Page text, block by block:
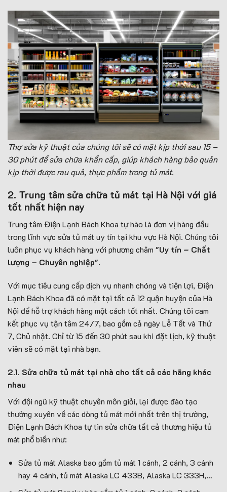
Thợ sửa kỹ thuật của chúng tôi sẽ có mặt kịp thời sau 15 –
30 phút để sửa chữa khẩn cấp, giúp khách hàng bảo quản
kịp thời được rau quả, thực phẩm trong tủ mát.
2. Trung tâm sửa chữa tủ mát tại Hà Nội với giá
tốt nhất hiện nay
Trung tâm Điện Lạnh Bách Khoa tự hào là đơn vị hàng đầu
trong lĩnh vực sửa tủ mát uy tín tại khu vực Hà Nội. Chúng tôi
luôn phục vụ khách hàng với phương châm "Uy tín – Chất
lượng – Chuyên nghiệp".
Với mục tiêu cung cấp dịch vụ nhanh chóng và tiện lợi, Điện
Lạnh Bách Khoa đã có mặt tại tất cả 12 quận huyện của Hà
Nội để hỗ trợ khách hàng một cách tốt nhất. Chúng tôi cam
kết phục vụ tận tâm 24/7, bao gồm cả ngày Lễ Tết và Thứ
7, Chủ nhật. Chỉ từ 15 đến 30 phút sau khi đặt lịch, kỹ thuật
viên sẽ có mặt tại nhà bạn.
2.1. Sửa chữa tủ mát tại nhà cho tất cả các hãng khác
nhau
Với đội ngũ kỹ thuật chuyên môn giỏi, lại được đào tạo
thường xuyên về các dòng tủ mát mới nhất trên thị trường,
Điện Lạnh Bách Khoa tự tin sửa chữa tất cả thương hiệu tủ
mát phổ biến như:
Sửa tủ mát Alaska bao gồm tủ mát 1 cánh, 2 cánh, 3 cánh
hay 4 cánh, tủ mát Alaska LC 433B, Alaska LC 333H,…